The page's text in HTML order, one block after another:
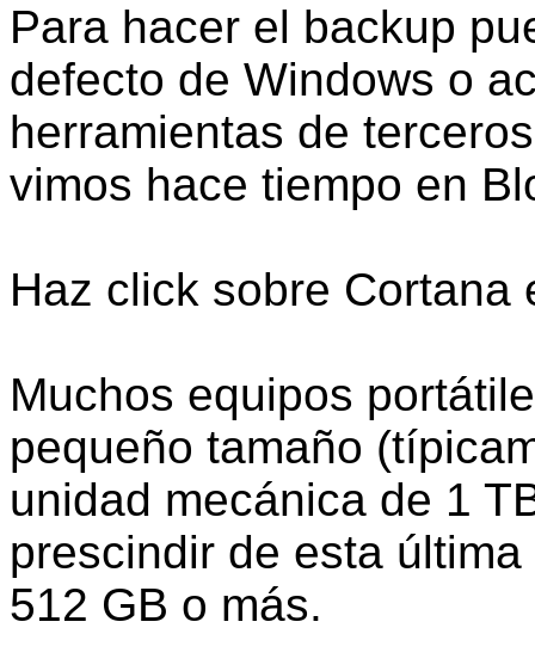
Para hacer el backup
defecto de Windows o
herramientas de
vimos hace tiempo en
Haz click sobre Cortana
Muchos equipos
pequeño tamaño
unidad mecánica de 1
prescindir de esta
512 GB o más.